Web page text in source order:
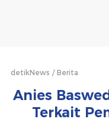
detikNews Berita
Anies
Terkait